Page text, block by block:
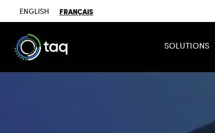
ENGLISH FRANÇAIS
SOLUTIONS